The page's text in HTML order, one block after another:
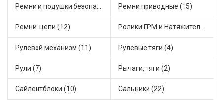
Ремни и подушки безопасности (6) Ремни приводные (15)
Ремни, цепи (12) Ролики ГРМ и Натяжители (14)
Рулевой механизм (11) Рулевые тяги (4)
Рули (7) Рычаги, тяги (2)
Сайлентблоки (10) Сальники (22)